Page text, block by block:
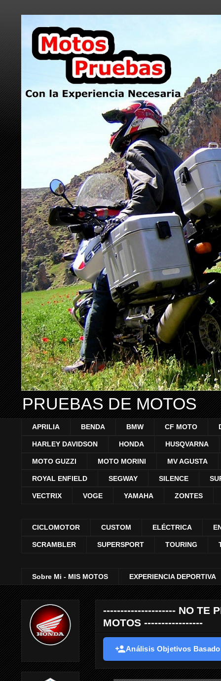
PRUEBAS DE MOTOS
APRILIA BENDA BMW CF MOTO
HARLEY DAVIDSON HONDA HUSQVARNA
MOTO GUZZI MOTO MORINI MV AGUSTA
ROYAL ENFIELD SEGWAY SILENCE
VECTRIX VOGE YAMAHA ZONTES
CICLOMOTOR CUSTOM ELÉCTRICA
SCRAMBLER SUPERSPORT TOURING
Sobre Mi - MIS MOTOS EXPERIENCIA DEPORTIVA
--------------------- NO TE
MOTOS -----------------
Análisis Objetivos